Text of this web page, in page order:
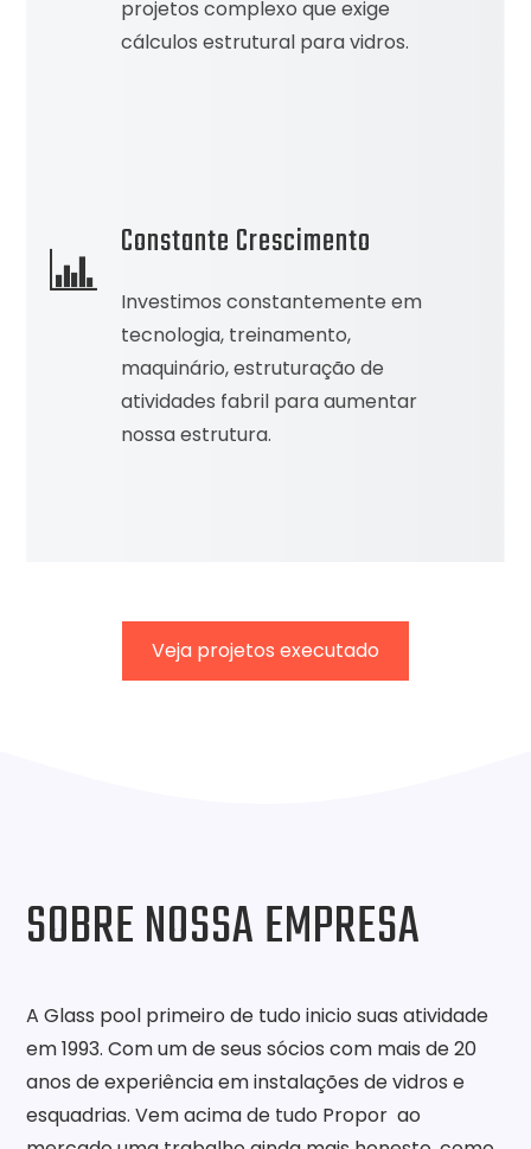
projetos complexo que exige
cálculos estrutural para vidros.
Constante Crescimento
Investimos constantemente em
tecnologia, treinamento,
maquinário, estruturação de
atividades fabril para aumentar
nossa estrutura.
Veja projetos executado
SOBRE NOSSA EMPRESA
A Glass pool primeiro de tudo inicio suas atividade
em 1993. Com um de seus sócios com mais de 20
anos de experiência em instalações de vidros e
esquadrias. Vem acima de tudo Propor ao